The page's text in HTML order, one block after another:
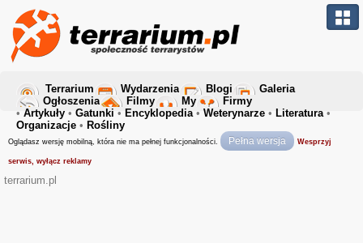
Terrarium Wydarzenia Blogi
Galeria
Ogłoszenia
Filmy My
Firmy
• Artykuły • Gatunki • Encyklopedia• Weterynarze • Literatura•
Organizacje • Rośliny
Oglądasz wersję mobilną, która nie ma pełnej funkcjonalności. Pełna wersja Wesprzyj
serwis, wyłącz reklamy
terrarium.pl